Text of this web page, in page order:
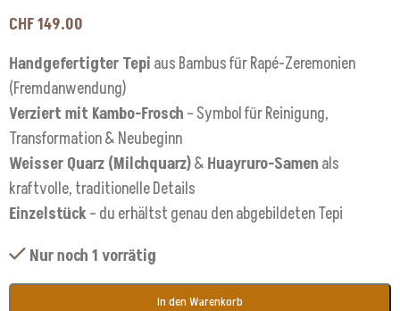
CHF149.00
Handgefertigter Tepi aus Bambus für Rapé-Zeremonien
(Fremdanwendung)
Verziert mit Kambo-Frosch – Symbol für Reinigung,
Transformation & Neubeginn
Weisser Quarz (Milchquarz)& Huayruro-Samen als
kraftvolle, traditionelle Details
Einzelstück– du erhältst genau den abgebildeten Tepi
Nur noch 1 vorrätig
In den Warenkorb